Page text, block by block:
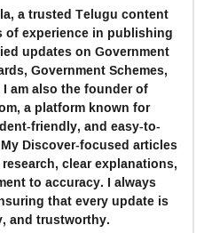
a trusted Telugu content
of experience in publishing
updates on Government
Government Schemes,
am also the founder of
a platform known for
friendly, and easy-to-
Discover-focused articles
clear explanations,
to accuracy. I always
that every update is
and trustworthy.